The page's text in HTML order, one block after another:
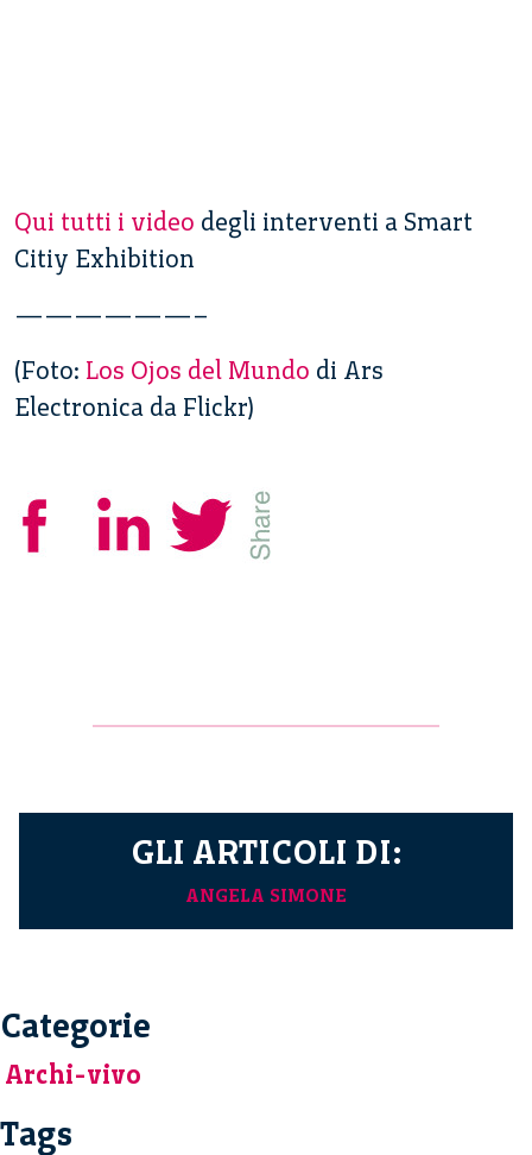
Qui tutti i video degli interventi a Smart
Citiy Exhibition
——————–
(Foto: Los Ojos del Mundo di Ars
Electronica da Flickr)
GLI ARTICOLI DI:
ANGELA SIMONE
Categorie
Archi-vivo
Tags